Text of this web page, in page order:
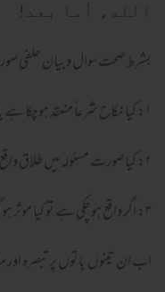
الله، أما بعد!
بشرط صحت سوال و بیان حلفی
۲: کیا صورت مسئولہ میں طلاق واقع ہوئی یا نہیں ؟
۳: اگر واقع ہوچکی ہے تو کیا موثر ہو گئی ہے یا ابھی موثر نہیں ہوئی ؟
اب ان تینوں باتوں پر تبصرہ